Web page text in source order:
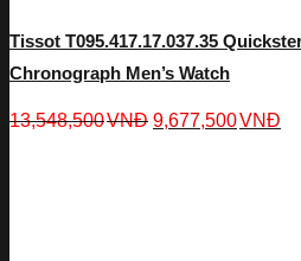
Tissot T095.417.17.037.35
Chronograph Men’s Watch
13,548,500VNĐ 9,677,500VNĐ